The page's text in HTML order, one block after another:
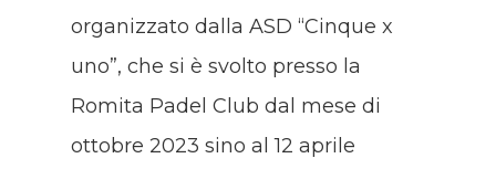
organizzato dalla ASD “Cinque x
uno”, che si è svolto presso la
Romita Padel Club dal mese di
ottobre 2023 sino al 12 aprile